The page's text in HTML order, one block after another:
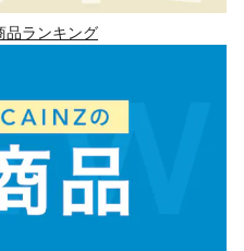
品ランキング